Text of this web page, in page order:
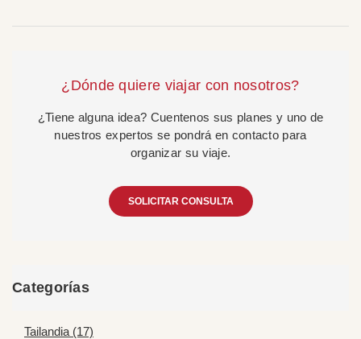
¿Dónde quiere viajar con nosotros?
¿Tiene alguna idea? Cuentenos sus planes y uno de
nuestros expertos se pondrá en contacto para
organizar su viaje.
SOLICITAR CONSULTA
Categorías
Tailandia (17)